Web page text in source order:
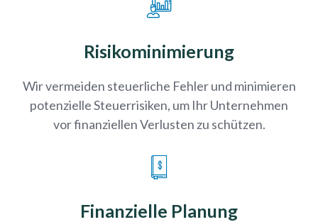
Risikominimierung
Wir vermeiden steuerliche Fehler und minimieren
potenzielle Steuerrisiken, um Ihr Unternehmen
vor finanziellen Verlusten zu schützen.
Finanzielle Planung